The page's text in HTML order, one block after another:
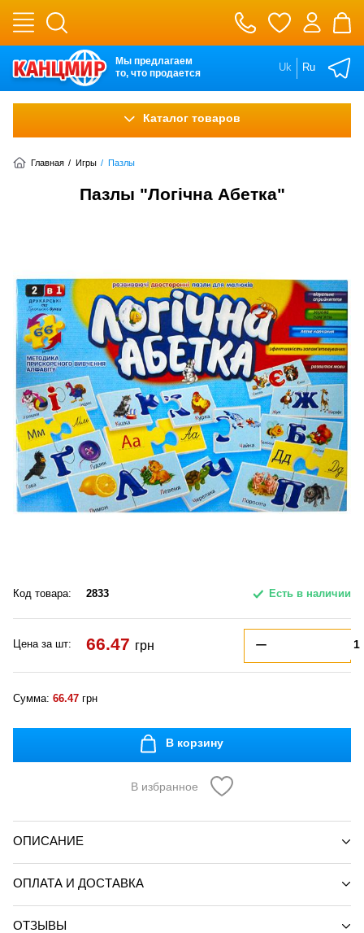
Мы предлагаем
то, что продается
Uk Ru
Каталог товаров
Главная / Игры / Пазлы
Пазлы "Логiчна Абетка"
Код товара: 2833 Есть в наличии
Цена за шт: 66.47 грн
Сумма: 66.47 грн
В корзину
В избранное
ОПИСАНИЕ
ОПЛАТА И ДОСТАВКА
ОТЗЫВЫ